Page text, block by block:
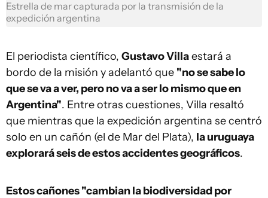
Estrella de mar capturada por la transmisión de la
expedición argentina
El periodista científico, Gustavo Villaestará a
bordo de la misión y adelantó que "no se sabe lo
que se va a ver, pero no va a ser lo mismo que en
Argentina". Entre otras cuestiones, Villa resaltó
que mientras que la expedición argentina se centró
solo en un cañón (el de Mar del Plata), la uruguaya
explorará seis de estos accidentes geográficos.
Estos cañones "cambian la biodiversidad por